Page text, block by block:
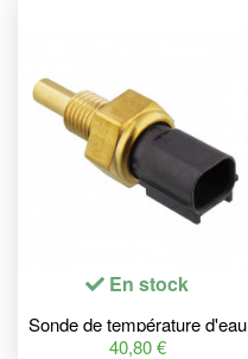
En stock
Sonde de température d'eau
TOURMAX - HONDA
40,80 €